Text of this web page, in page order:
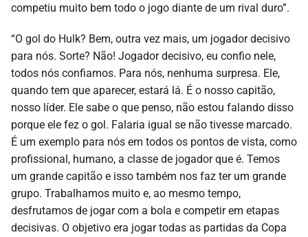
competiu muito bem todo o jogo diante de um rival duro”.
“O gol do Hulk? Bem, outra vez mais, um jogador decisivo
para nós. Sorte? Não! Jogador decisivo, eu confio nele,
todos nós confiamos. Para nós, nenhuma surpresa. Ele,
quando tem que aparecer, estará lá. É o nosso capitão,
nosso líder. Ele sabe o que penso, não estou falando disso
porque ele fez o gol. Falaria igual se não tivesse marcado.
É um exemplo para nós em todos os pontos de vista, como
profissional, humano, a classe de jogador que é. Temos
um grande capitão e isso também nos faz ter um grande
grupo. Trabalhamos muito e, ao mesmo tempo,
desfrutamos de jogar com a bola e competir em etapas
decisivas. O objetivo era jogar todas as partidas da Copa